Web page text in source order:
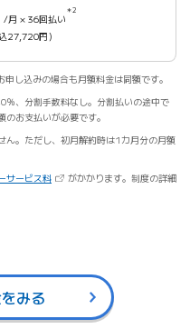
/月 × 36回払い
＊2
27,720円）
し込みの場合も月額料金は同額です。
、分割手数料なし。分割払いの途中で
お支払いが必要です。
ん。ただし、初月解約時は1カ月分の月額
サービス料（新しいタブで開きます）
がかかります。制度の詳細
みる